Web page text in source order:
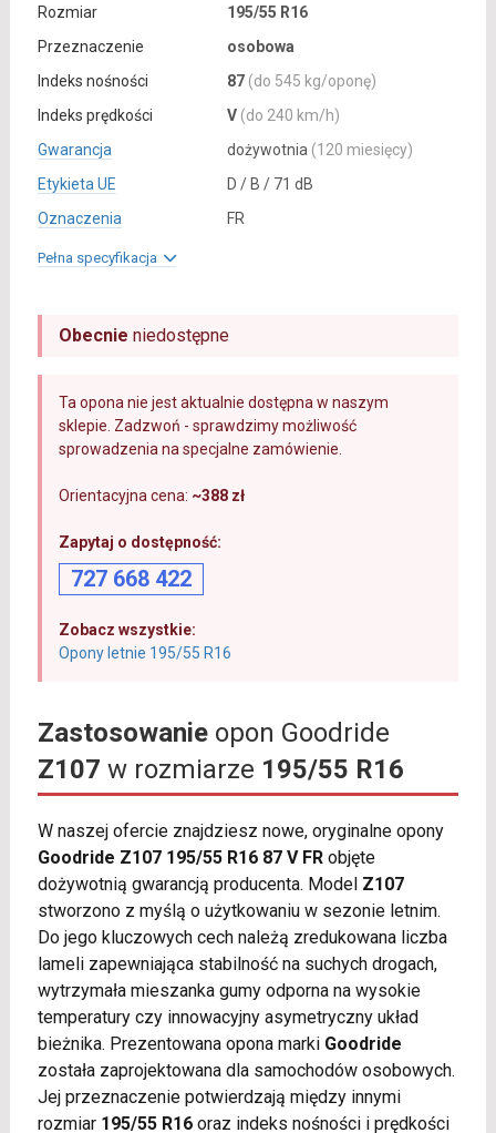
Rozmiar
195/55 R16
Przeznaczenie
osobowa
Indeks nośności
87 (do 545 kg/oponę)
Indeks prędkości
V (do 240 km/h)
Gwarancja
dożywotnia (120 miesięcy)
Etykieta UE
D / B / 71 dB
Oznaczenia
FR
Pełna specyfikacja
Obecnie niedostępne
Ta opona nie jest aktualnie dostępna w naszym
sklepie. Zadzwoń - sprawdzimy możliwość
sprowadzenia na specjalne zamówienie.
Orientacyjna cena: ~388 zł
Zapytaj o dostępność:
727 668 422
Zobacz wszystkie:
Opony letnie 195/55 R16
Zastosowanieopon Goodride
Z107 w rozmiarze 195/55 R16
W naszej ofercie znajdziesz nowe, oryginalne opony
Goodride Z107 195/55 R16 87 V FRobjęte
dożywotnią gwarancją producenta. Model Z107
stworzono z myślą o użytkowaniu w sezonie letnim.
Do jego kluczowych cech należą zredukowana liczba
lameli zapewniająca stabilność na suchych drogach,
wytrzymała mieszanka gumy odporna na wysokie
temperatury czy innowacyjny asymetryczny układ
bieżnika. Prezentowana opona marki Goodride
została zaprojektowana dla samochodów osobowych.
Jej przeznaczenie potwierdzają między innymi
rozmiar 195/55 R16oraz indeks nośności i prędkości